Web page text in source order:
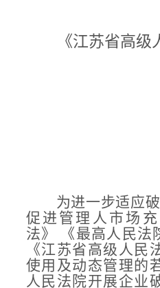
《江苏省高
为进一步适应
促进管理人市场
法》
《最高人民
《江苏省高级人民
使用 及动态管理的
人民法院开展企业